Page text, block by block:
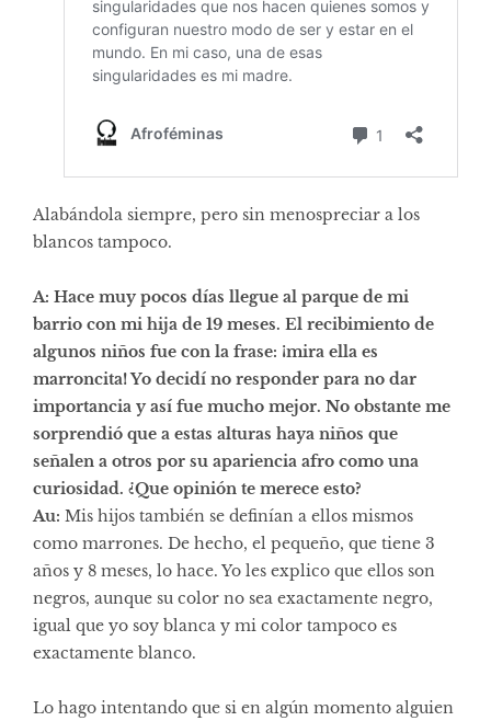
Alabándola siempre, pero sin menospreciar a los
blancos tampoco.
A: Hace muy pocos días llegue al parque de mi
barrio con mi hija de 19 meses. El recibimiento de
algunos niños fue con la frase: ¡mira ella es
marroncita! Yo decidí no responder para no dar
importancia y así fue mucho mejor. No obstante me
sorprendió que a estas alturas haya niños que
señalen a otros por su apariencia afro como una
curiosidad. ¿Que opinión te merece esto?
Au: Mis hijos también se definían a ellos mismos
como marrones. De hecho, el pequeño, que tiene 3
años y 8 meses, lo hace. Yo les explico que ellos son
negros, aunque su color no sea exactamente negro,
igual que yo soy blanca y mi color tampoco es
exactamente blanco.
Lo hago intentando que si en algún momento alguien